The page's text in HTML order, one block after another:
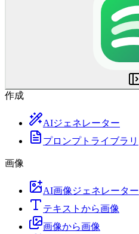
作成
AIジェネレーター
プロンプトライブラリ
画像
AI画像ジェネレーター
テキストから画像
画像から画像